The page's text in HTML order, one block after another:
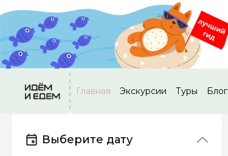
Главная Экскурсии Туры Блог
Выберите дату